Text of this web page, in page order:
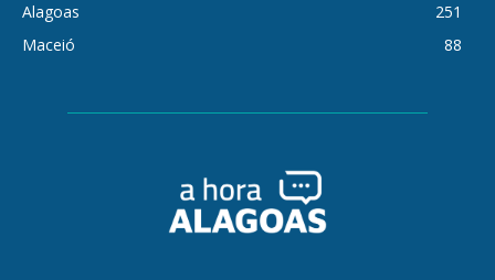
Alagoas
251
Maceió
88